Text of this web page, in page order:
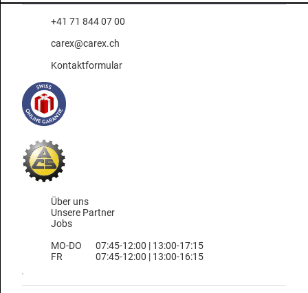
+41 71 844 07 00
carex@carex.ch
Kontaktformular
Über uns
Unsere Partner
Jobs
MO-DO
FR
07:45-12:00 | 13:00-17:15
07:45-12:00 | 13:00-16:15